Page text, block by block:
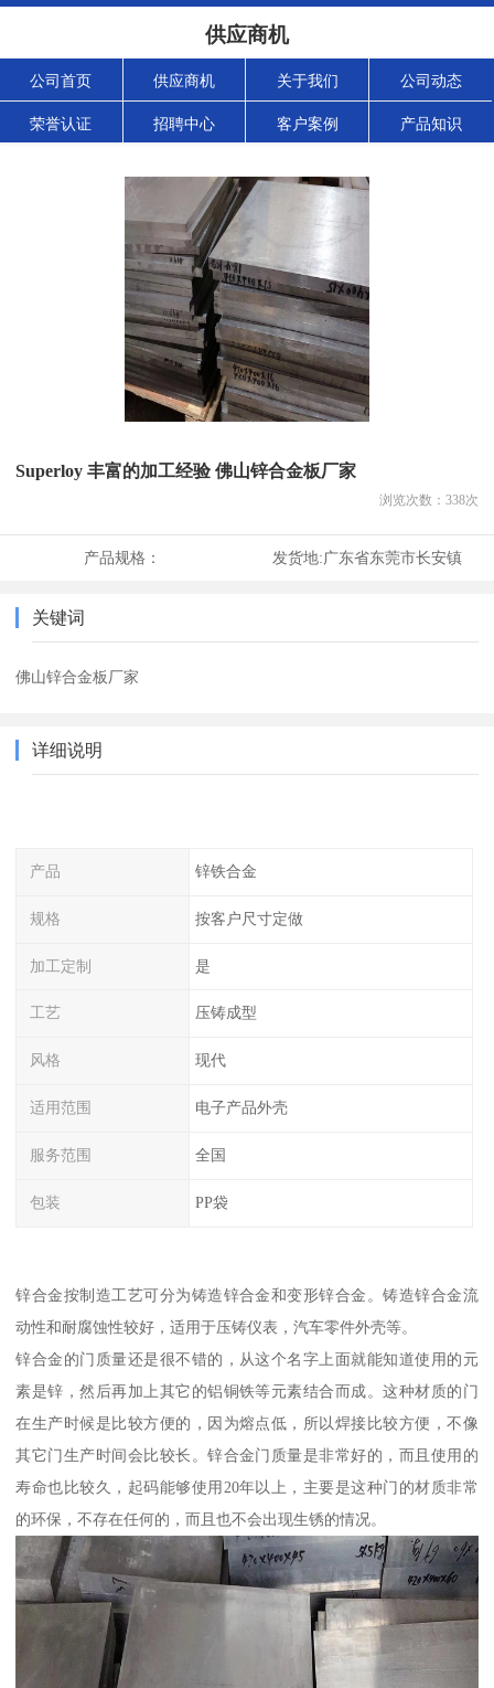
供应商机
公司首页 供应商机 关于我们 公司动态
荣誉认证 招聘中心 客户案例 产品知识
Superloy 丰富的加工经验 佛山锌合金板厂家
浏览次数： 338次
产品规格： 发货地:广东省东莞市长安镇
关键词
佛山锌合金板厂家
详细说明
产品 锌铁合金
规格 按客户尺寸定做
加工定制 是
工艺 压铸成型
风格 现代
适用范围 电子产品外壳
服务范围 全国
包装 PP袋
锌合金按制造工艺可分为铸造锌合金和变形锌合金。铸造锌合金流
动性和耐腐蚀性较好，适用于压铸仪表，汽车零件外壳等。
锌合金的门质量还是很不错的，从这个名字上面就能知道使用的元
素是锌，然后再加上其它的铝铜铁等元素结合而成。这种材质的门
在生产时候是比较方便的，因为熔点低，所以焊接比较方便，不像
其它门生产时间会比较长。锌合金门质量是非常好的，而且使用的
寿命也比较久，起码能够使用20年以上，主要是这种门的材质非常
的环保，不存在任何的，而且也不会出现生锈的情况。